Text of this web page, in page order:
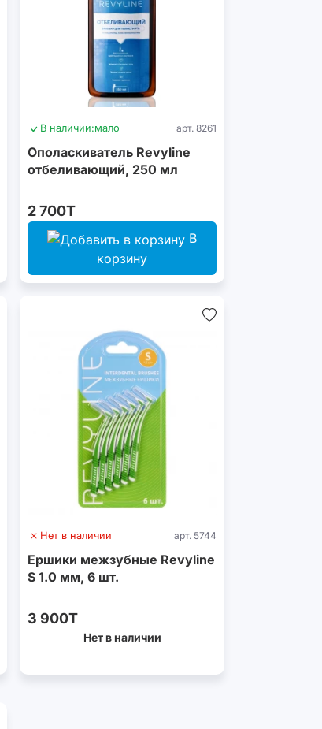
В наличии:мало арт. 8261
Ополаскиватель Revyline
отбеливающий, 250 мл
2 700T
В
корзину
Нет в наличии арт. 5744
Ершики межзубные Revyline
S 1.0 мм, 6 шт.
3 900T
Нет в наличии